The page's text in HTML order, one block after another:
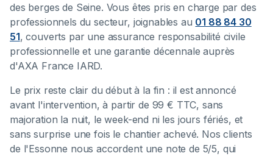
des berges de Seine. Vous êtes pris en charge par des
professionnels du secteur, joignables au 01 88 84 30
51, couverts par une assurance responsabilité civile
professionnelle et une garantie décennale auprès
d'AXA France IARD.
Le prix reste clair du début à la fin : il est annoncé
avant l'intervention, à partir de 99 € TTC, sans
majoration la nuit, le week-end ni les jours fériés, et
sans surprise une fois le chantier achevé. Nos clients
de l'Essonne nous accordent une note de 5/5, qui